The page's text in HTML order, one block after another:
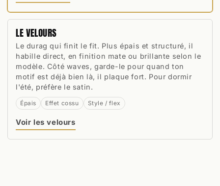
LE VELOURS
Le durag qui finit le fit. Plus épais et structuré, il
habille direct, en finition mate ou brillante selon le
modèle. Côté waves, garde-le pour quand ton
motif est déjà bien là, il plaque fort. Pour dormir
l'été, préfère le satin.
Épais Effet cossu Style / flex
Voir les velours